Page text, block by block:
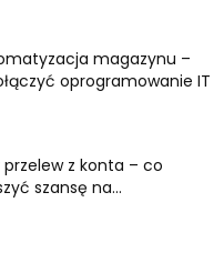
magazynu –
oprogramowanie IT
z konta – co
szansę na...